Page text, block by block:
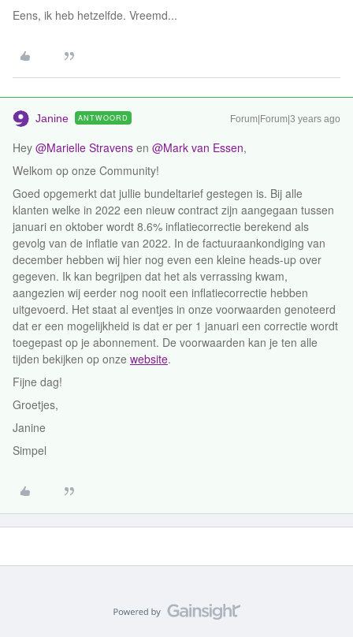
Eens, ik heb hetzelfde. Vreemd...
Janine ANTWOORD Forum|Forum|3 years ago
Hey @Marielle Stravens en @Mark van Essen,
Welkom op onze Community!
Goed opgemerkt dat jullie bundeltarief gestegen is. Bij alle
klanten welke in 2022 een nieuw contract zijn aangegaan tussen
januari en oktober wordt 8.6% inflatiecorrectie berekend als
gevolg van de inflatie van 2022. In de factuuraankondiging van
december hebben wij hier nog even een kleine heads-up over
gegeven. Ik kan begrijpen dat het als verrassing kwam,
aangezien wij eerder nog nooit een inflatiecorrectie hebben
uitgevoerd. Het staat al eventjes in onze voorwaarden genoteerd
dat er een mogelijkheid is dat er per 1 januari een correctie wordt
toegepast op je abonnement. De voorwaarden kan je ten alle
tijden bekijken op onze website.
Fijne dag!
Groetjes,
Janine
Simpel